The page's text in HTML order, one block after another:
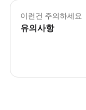
이런건 주의하세요
유의사항